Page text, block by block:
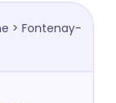
> Fontenay-